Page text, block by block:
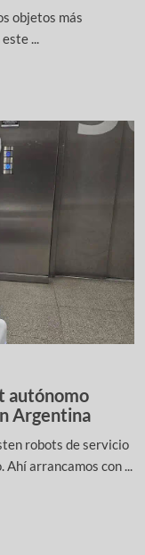
objetos más
...
autónomo
Argentina
robots de servicio
arrancamos con ...